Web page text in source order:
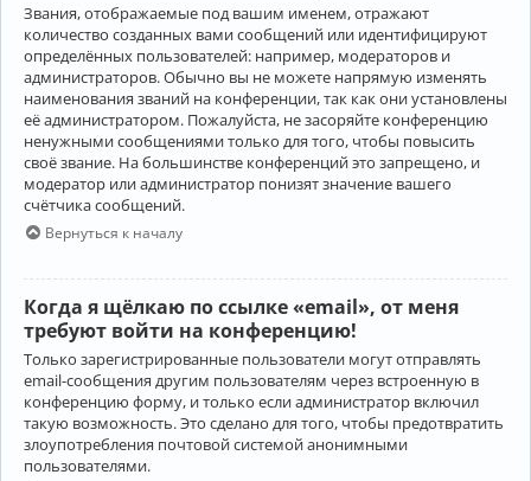
Звания, отображаемые под вашим именем, отражают
количество созданных вами сообщений или идентифицируют
определённых пользователей: например, модераторов и
администраторов. Обычно вы не можете напрямую изменять
наименования званий на конференции, так как они установлены
её администратором. Пожалуйста, не засоряйте конференцию
ненужными сообщениями только для того, чтобы повысить
своё звание. На большинстве конференций это запрещено, и
модератор или администратор понизят значение вашего
счётчика сообщений.
Вернуться к началу
Когда я щёлкаю по ссылке «email», от меня
требуют войти на конференцию!
Только зарегистрированные пользователи могут отправлять
email-сообщения другим пользователям через встроенную в
конференцию форму, и только если администратор включил
такую возможность. Это сделано для того, чтобы предотвратить
злоупотребления почтовой системой анонимными
пользователями.